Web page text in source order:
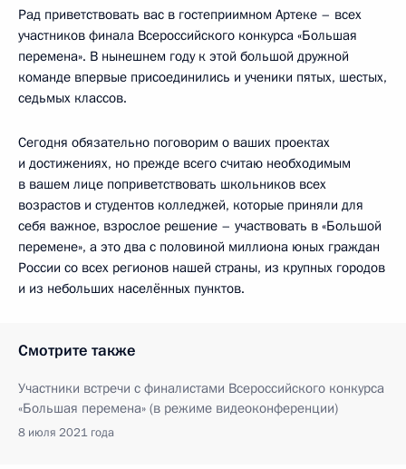
Рад приветствовать вас в гостеприимном Артеке – всех
участников финала Всероссийского конкурса «Большая
перемена». В нынешнем году к этой большой дружной
команде впервые присоединились и ученики пятых, шестых,
седьмых классов.
Сегодня обязательно поговорим о ваших проектах
и достижениях, но прежде всего считаю необходимым
в вашем лице поприветствовать школьников всех
возрастов и студентов колледжей, которые приняли для
себя важное, взрослое решение – участвовать в «Большой
перемене», а это два с половиной миллиона юных граждан
России со всех регионов нашей страны, из крупных городов
и из небольших населённых пунктов.
Смотрите также
Участники встречи с финалистами Всероссийского конкурса
«Большая перемена» (в режиме видеоконференции)
8 июля 2021 года